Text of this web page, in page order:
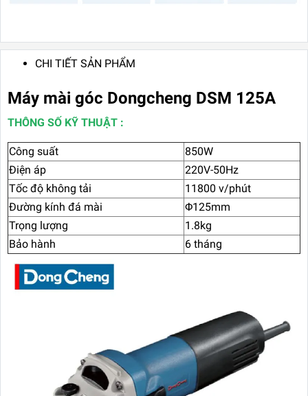
CHI TIẾT SẢN PHẨM
Máy mài góc Dongcheng DSM 125A
THÔNG SỐ KỸ THUẬT :
Công suất
850W
Điện áp
220V-50Hz
Tốc độ không tải
11800 v/phút
Đường kính đá mài
Φ125mm
Trọng lượng
1.8kg
Bảo hành
6 tháng